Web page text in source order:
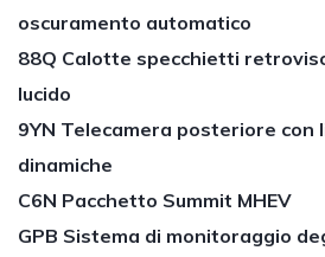
oscuramento automatico
88Q Calotte specchietti
lucido
9YN Telecamera posteriore con
dinamiche
C6N Pacchetto Summit MHEV
GPB Sistema di monitoraggio